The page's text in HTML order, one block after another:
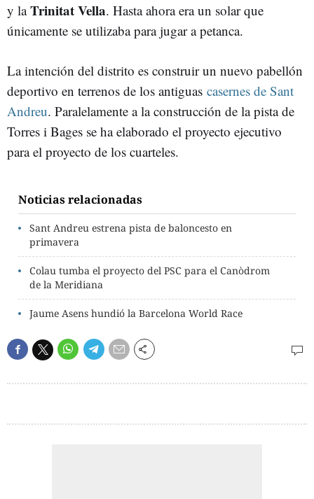
y laTrinitat Vella. Hasta ahora era un solar que
únicamente se utilizaba para jugar a petanca.
La intención del distrito es construir un nuevo pabellón
deportivo en terrenos de los antiguas casernes de Sant
Andreu. Paralelamente a la construcción de la pista de
Torres i Bages se ha elaborado el proyecto ejecutivo
para el proyecto de los cuarteles.
Noticias relacionadas
Sant Andreu estrena pista de baloncesto en
primavera
Colau tumba el proyecto del PSC para el Canòdrom
de la Meridiana
Jaume Asens hundió la Barcelona World Race